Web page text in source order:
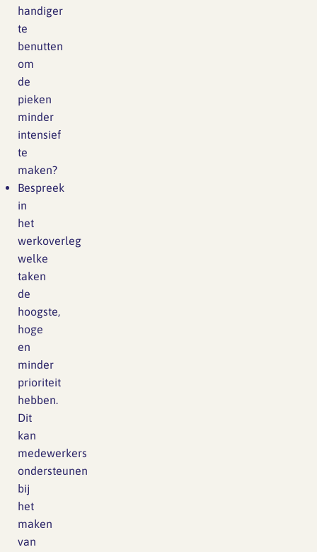
handiger
te
benutten
om
de
pieken
minder
intensief
te
maken?
Bespreek
in
het
werkoverleg
welke
taken
de
hoogste,
hoge
en
minder
prioriteit
hebben.
Dit
kan
medewerkers
ondersteunen
bij
het
maken
van